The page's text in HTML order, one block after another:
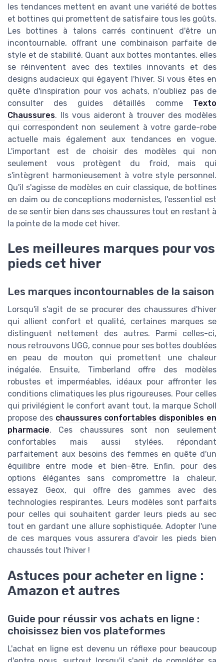
les tendances mettent en avant une variété de bottes
et bottines qui promettent de satisfaire tous les goûts.
Les bottines à talons carrés continuent d'être un
incontournable, offrant une combinaison parfaite de
style et de stabilité. Quant aux bottes montantes, elles
se réinventent avec des textiles innovants et des
designs audacieux qui égayent l'hiver. Si vous êtes en
quête d'inspiration pour vos achats, n'oubliez pas de
consulter des guides détaillés comme Texto
Chaussures. Ils vous aideront à trouver des modèles
qui correspondent non seulement à votre garde-robe
actuelle mais également aux tendances en vogue.
L'important est de choisir des modèles qui non
seulement vous protègent du froid, mais qui
s'intègrent harmonieusement à votre style personnel.
Qu'il s'agisse de modèles en cuir classique, de bottines
en daim ou de conceptions modernistes, l'essentiel est
de se sentir bien dans ses chaussures tout en restant à
la pointe de la mode cet hiver.
Les meilleures marques pour vos
pieds cet hiver
Les marques incontournables de la saison
Lorsqu'il s'agit de se procurer des chaussures d'hiver
qui allient confort et qualité, certaines marques se
distinguent nettement des autres. Parmi celles-ci,
nous retrouvons UGG, connue pour ses bottes doublées
en peau de mouton qui promettent une chaleur
inégalée. Ensuite, Timberland offre des modèles
robustes et imperméables, idéaux pour affronter les
conditions climatiques les plus rigoureuses. Pour celles
qui privilégient le confort avant tout, la marque Scholl
propose des chaussures confortables disponibles en
pharmacie. Ces chaussures sont non seulement
confortables mais aussi stylées, répondant
parfaitement aux besoins des femmes en quête d'un
équilibre entre mode et bien-être. Enfin, pour des
options élégantes sans compromettre la chaleur,
essayez Geox, qui offre des gammes avec des
technologies respirantes. Leurs modèles sont parfaits
pour celles qui souhaitent garder leurs pieds au sec
tout en gardant une allure sophistiquée. Adopter l'une
de ces marques vous assurera d'avoir les pieds bien
chaussés tout l'hiver !
Astuces pour acheter en ligne :
Amazon et autres
Guide pour réussir vos achats en ligne :
choisissez bien vos plateformes
L'achat en ligne est devenu un réflexe pour beaucoup